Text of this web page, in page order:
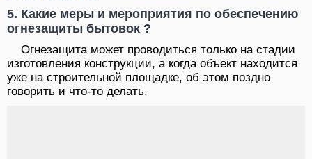
5. Какие меры и мероприятия по обеспечению
огнезащиты бытовок ?
Огнезащита может проводиться только на стадии
изготовления конструкции, а когда объект находится
уже на строительной площадке, об этом поздно
говорить и что-то делать.